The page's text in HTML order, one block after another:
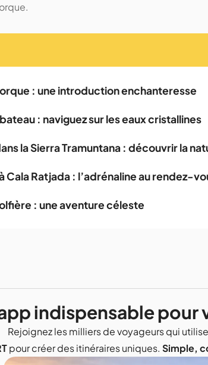
: une introduction enchanteresse
: naviguez sur les eaux cristallines
la Sierra Tramuntana : découvrir la
Cala Ratjada : l’adrénaline au rendez-
: une aventure céleste
indispensable pour
Rejoignez les milliers de voyageurs qui
pour créer des itinéraires uniques. Simple,